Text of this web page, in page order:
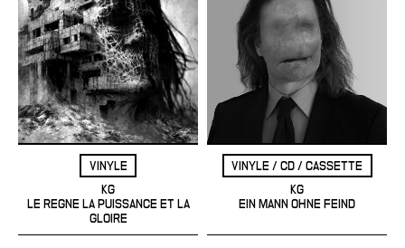
VINYLE
KG
LE REGNE LA PUISSANCE ET LA
GLOIRE
VINYLE / CD / CASSETTE
KG
EIN MANN OHNE FEIND